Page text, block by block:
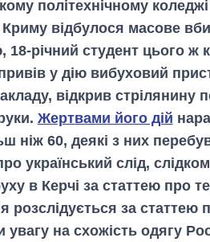
політехнічному
відбулося масове
річний студент цього ж
у дію вибуховий
відкрив стрілянину
Жертвами його дій
ніж 60, деякі з них
український слід,
в Керчі за статтею про
розслідується за статтею
на схожість одягу